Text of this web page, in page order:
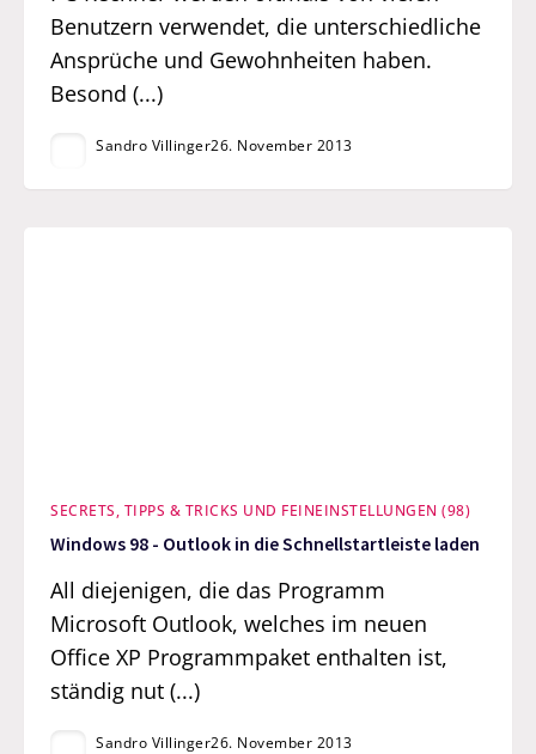
Benutzern verwendet, die unterschiedliche
Ansprüche und Gewohnheiten haben.
Besond (...)
Sandro Villinger26. November 2013
SECRETS, TIPPS & TRICKS UND FEINEINSTELLUNGEN (98)
Windows 98 - Outlook in die Schnellstartleiste laden
All diejenigen, die das Programm
Microsoft Outlook, welches im neuen
Office XP Programmpaket enthalten ist,
ständig nut (...)
Sandro Villinger26. November 2013